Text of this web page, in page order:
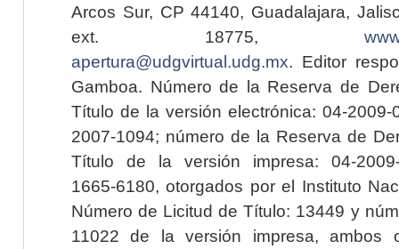
Arcos Sur, CP 44140, Guadalajara,
ext. 18775,
apertura@udgvirtual.udg.mx. Editor
Gamboa. Número de la Reserva de
Título de la versión electrónica: 04-2009-
2007-1094; número de la Reserva de
Título de la versión impresa: 04-2009-
1665-6180, otorgados por el Instituto
Número de Licitud de Título: 13449 y
11022 de la versión impresa, ambos